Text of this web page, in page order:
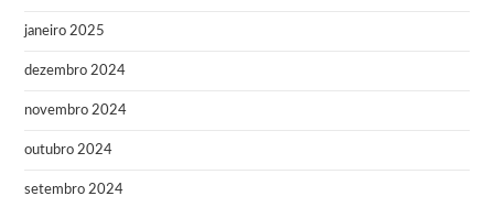
janeiro 2025
dezembro 2024
novembro 2024
outubro 2024
setembro 2024